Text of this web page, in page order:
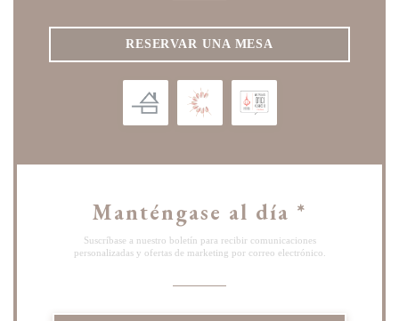
RESERVAR UNA MESA
Manténgase al día *
Suscríbase a nuestro boletín para recibir comunicaciones
personalizadas y ofertas de marketing por correo electrónico.